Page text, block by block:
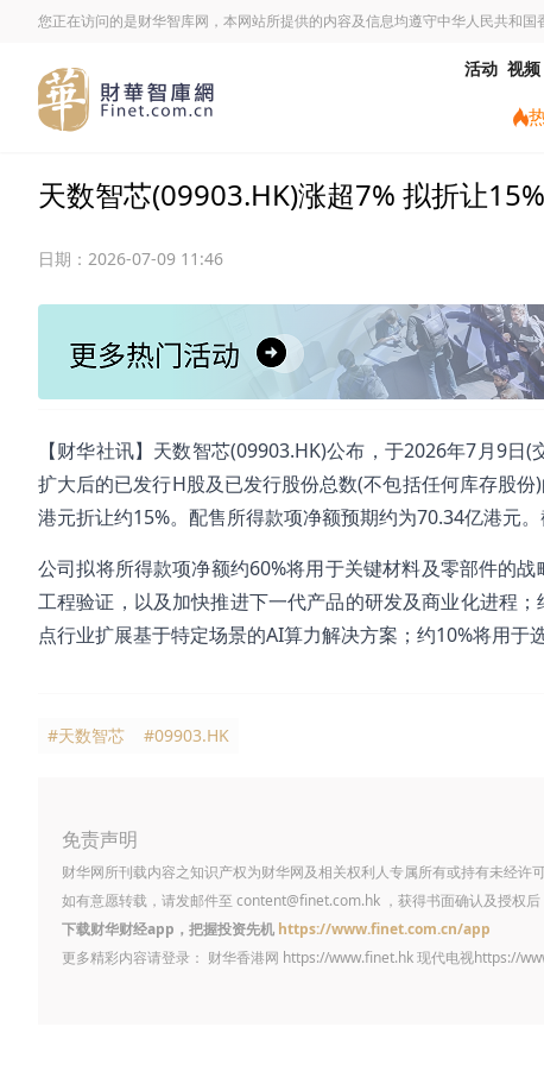
您正在访问的是财华智库网，本网站所提供的内容及信息均遵守中华人民共和国
活动 视频
天数智芯(09903.HK)涨超7% 拟折让
日期： 2026-07-09 11:46
【财华社讯】天数智芯(09903.HK)公布，于2026年7月9
扩大后的已发行H股及已发行股份总数(不包括任何库存股
港元折让约15%。配售所得款项净额预期约为70.34亿港元
公司拟将所得款项净额约60%将用于关键材料及零部件的
工程验证，以及加快推进下一代产品的研发及商业化进程
点行业扩展基于特定场景的AI算力解决方案；约10%将用于
#天数智芯 #09903.HK
免责声明
财华网所刊载内容之知识产权为财华网及相关权利人专属所有或持有未经许
如有意愿转载，请发邮件至 content@finet.com.hk ，获得书面确认及授权后
下载财华财经app，把握投资先机 https://www.finet.com.cn/app
更多精彩内容请登录： 财华香港网 https://www.finet.hk现代电视https://